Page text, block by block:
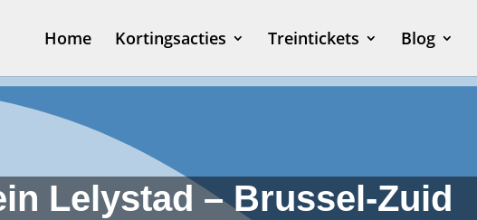
Home Kortingsacties Treintickets Blog
Lelystad – Brussel-Zuid